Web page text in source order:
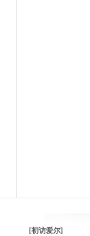
[初访爱尔]